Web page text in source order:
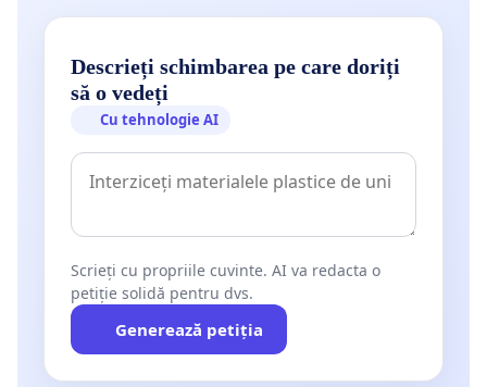
Descrieți schimbarea pe care doriți
să o vedeți
Cu tehnologie AI
Scrieți cu propriile cuvinte. AI va redacta o
petiție solidă pentru dvs.
Generează petiția